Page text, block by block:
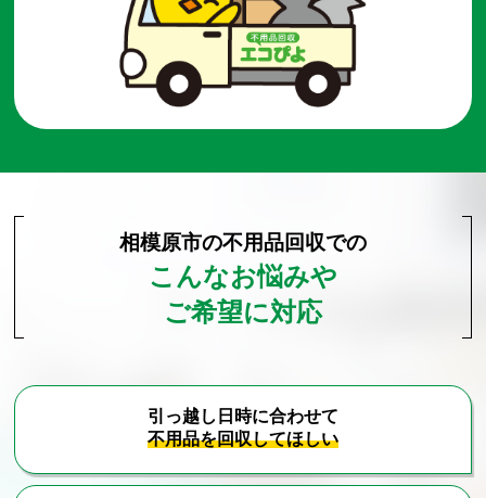
相模原市の不用品回収での
こんなお悩みや
ご希望に対応
引っ越し日時に合わせて
不用品を回収してほしい